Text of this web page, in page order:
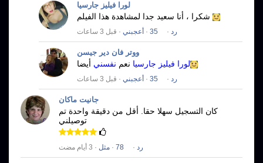
لورا فيليز جارسيا
رد ·
35
· أعجبني · قبل 3 ساعات
ووتر فان دير جيسن
لورا فيليز جارسيا نعم نفسني أيضا
رد ·
35
· أعجبني · قبل 3 ساعات
جانيت ماكان
كان التسجيل سهلا حقا. أقل من دقيقة واحدة تم
توصيلني
رد ·
78
· مثل · 3 أيام مضت